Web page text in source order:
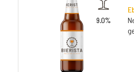
9.0%